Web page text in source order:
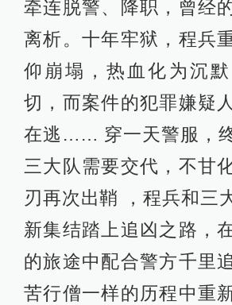
牵连脱警、降职，曾经
离析。十年牢狱，程兵
仰崩塌，热血化为沉
切，而案件的犯罪嫌疑
在逃…… 穿一天警服，终
三大队需要交代，不甘
刃再次出鞘 ，程兵和三
新集结踏上追凶之路，
的旅途中配合警方千里
苦行僧一样的历程中重